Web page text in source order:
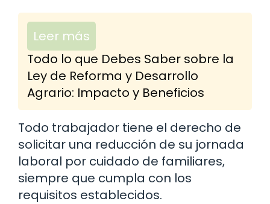
Leer más
Todo lo que Debes Saber sobre la
Ley de Reforma y Desarrollo
Agrario: Impacto y Beneficios
Todo trabajador tiene el derecho de
solicitar una reducción de su jornada
laboral por cuidado de familiares,
siempre que cumpla con los
requisitos establecidos.